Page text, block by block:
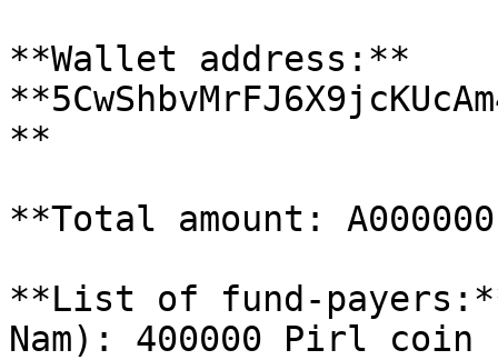
**Wallet address:**
**
**Total amount:
**​List of fund-
Nam): 400000 Pirl coin